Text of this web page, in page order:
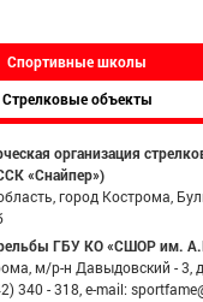
Спортивные школы
Стрелковые объекты
организация
«Снайпер»)
город Кострома,
ГБУ КО «СШОР им.
м/р-н Давыдовский - 3,
340 - 318, e-mail: